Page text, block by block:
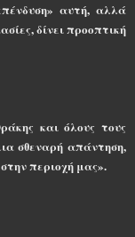
αυτή, αλλά
δίνει προοπτική
και όλους τους
σθεναρή απάντηση,
περιοχή μας».